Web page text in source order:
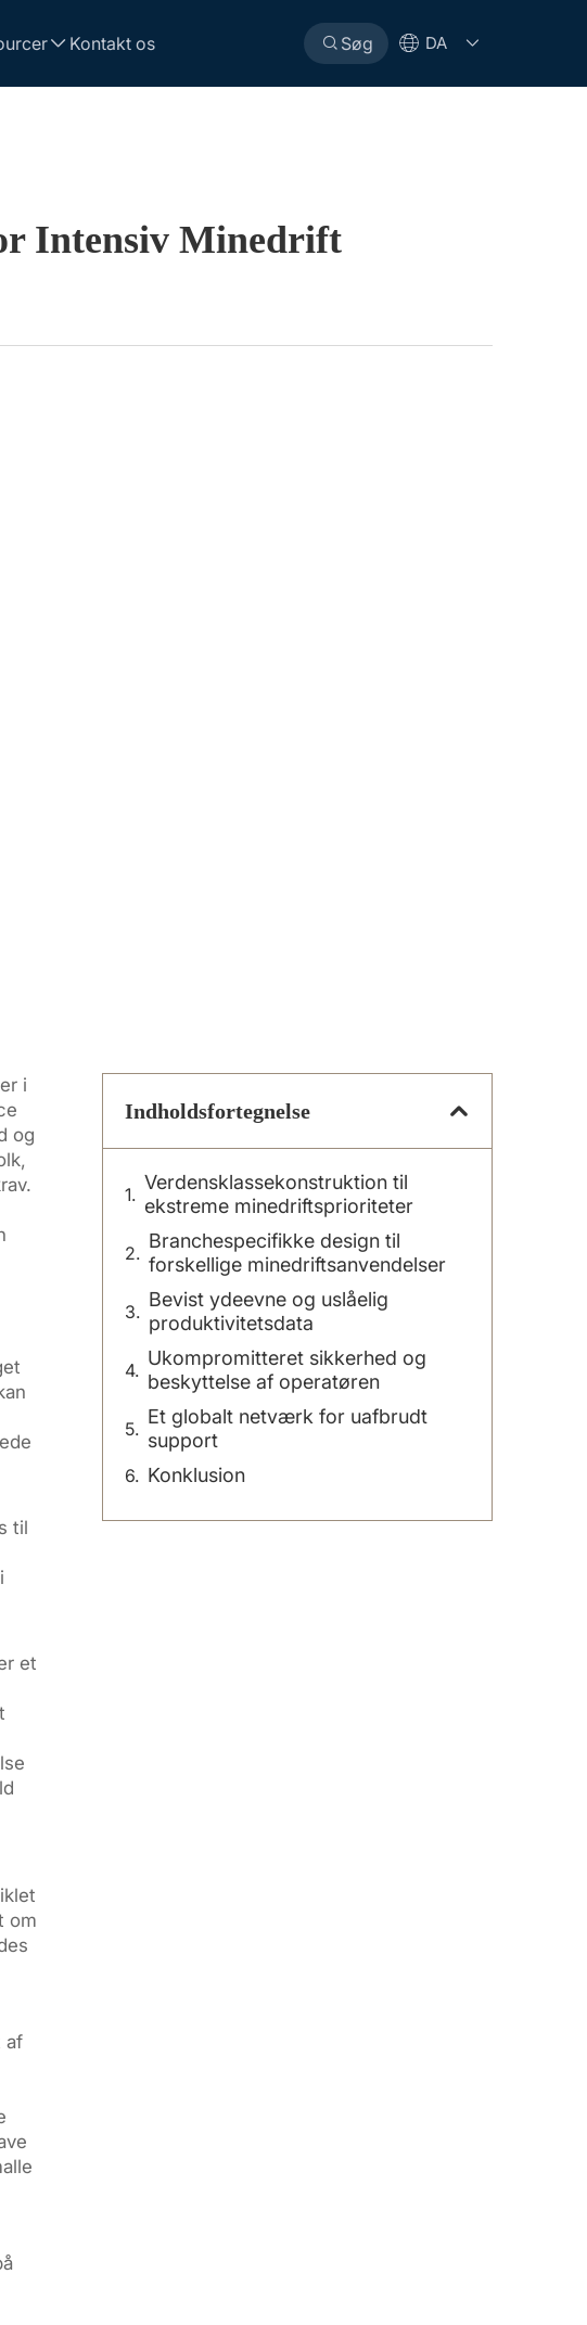
Kontakt os Søg DA
Intensiv Minedrift
i
og
til
et
om
af
Indholdsfortegnelse
Verdensklassekonstruktion til
ekstreme minedriftsprioriteter
Branchespecifikke design til
forskellige minedriftsanvendelser
Bevist ydeevne og uslåelig
produktivitetsdata
Ukompromitteret sikkerhed og
beskyttelse af operatøren
Et globalt netværk for uafbrudt
support
Konklusion